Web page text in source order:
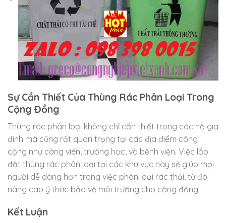
Sự Cần Thiết Của Thùng Rác Phân Loại Trong
Cộng Đồng
Thùng rác phân loại không chỉ cần thiết trong các hộ gia
đình mà cũng rất quan trọng tại các địa điểm công
cộng như công viên, trường học, và bệnh viện. Việc lắp
đặt thùng rác phân loại tại các khu vực này sẽ giúp mọi
người dễ dàng hơn trong việc phân loại rác thải, từ đó
nâng cao ý thức bảo vệ môi trường cho cộng đồng.
Kết Luận